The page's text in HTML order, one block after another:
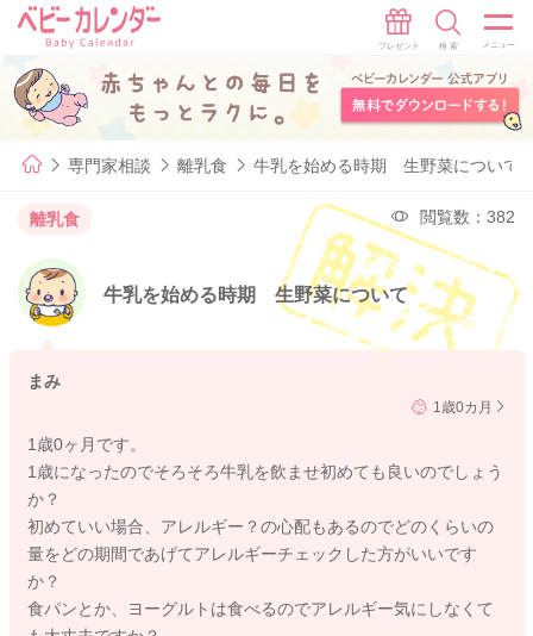
専門家相談 離乳食 牛乳を始める時期 生野菜について
離乳食 閲覧数：382
牛乳を始める時期 生野菜について
まみ
1歳0カ月
1歳0ヶ月です。
1歳になったのでそろそろ牛乳を飲ませ初めても良いのでしょう
か？
初めていい場合、アレルギー？の心配もあるのでどのくらいの
量をどの期間であげてアレルギーチェックした方がいいです
か？
食パンとか、ヨーグルトは食べるのでアレルギー気にしなくて